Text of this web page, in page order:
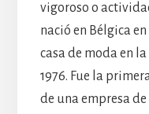
vigoroso o
nació en Bélgica
casa de moda en
1976. Fue la
de una empresa